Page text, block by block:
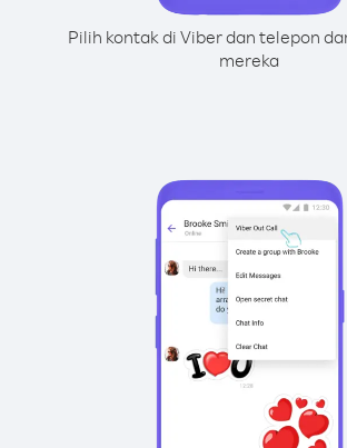
Pilih kontak di Viber dan telepon
mereka